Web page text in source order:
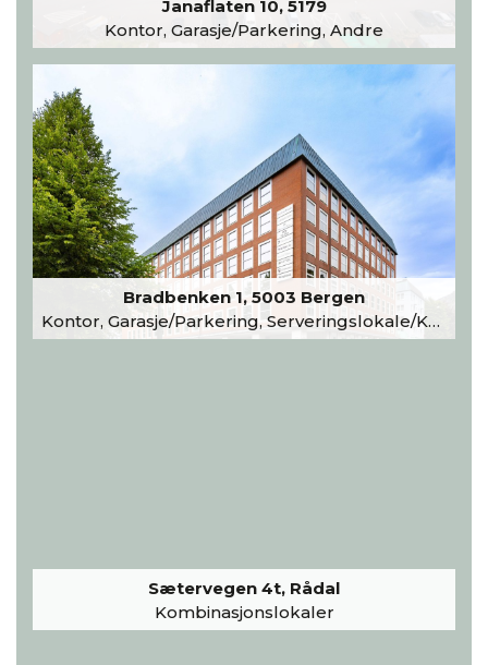
Janaflaten 10, 5179
Kontor, Garasje/Parkering, Andre
Bradbenken 1, 5003 Bergen
Kontor, Garasje/Parkering, Serveringslokale/Kantine, Undervisning/Arrangement
Sætervegen 4t, Rådal
Kombinasjonslokaler